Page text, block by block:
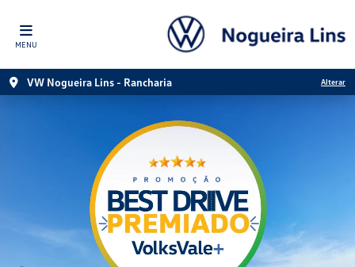
MENU
VW Nogueira Lins - Rancharia Alterar